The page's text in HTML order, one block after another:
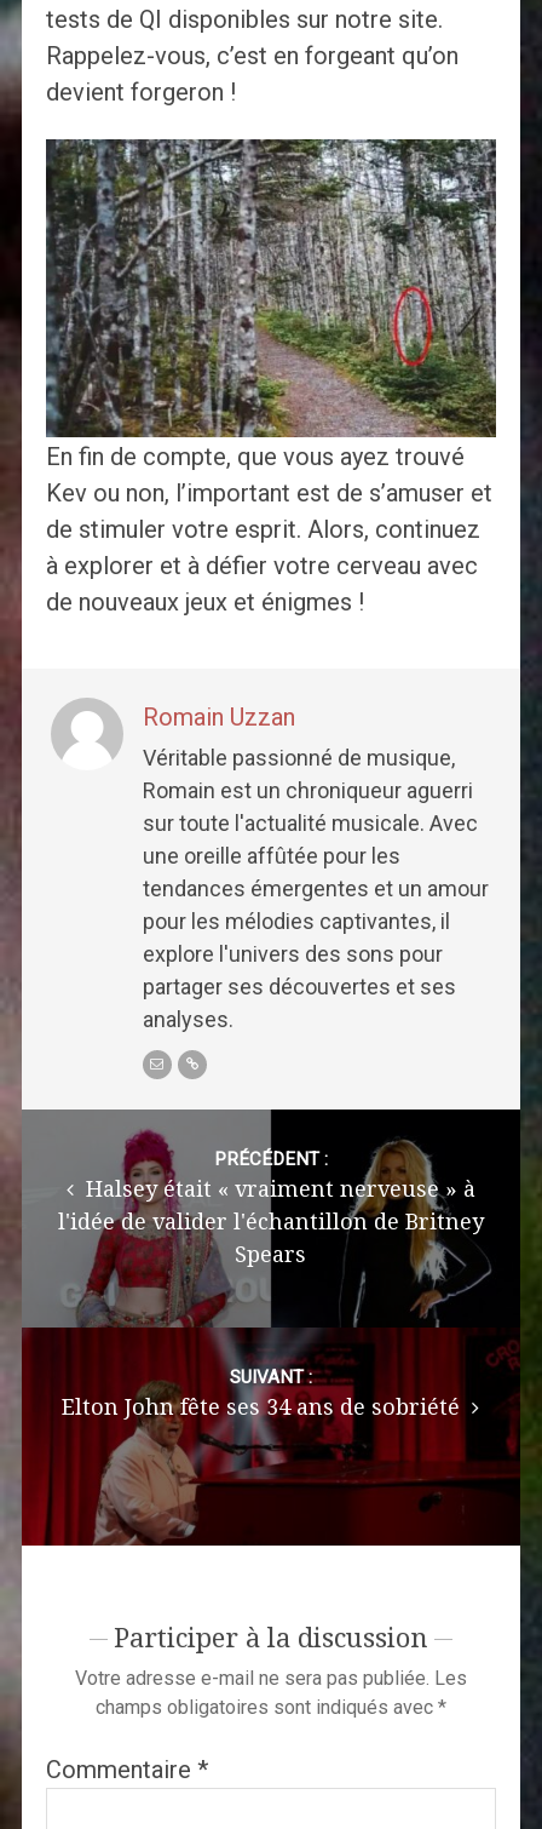
tests de QI disponibles sur notre site.
Rappelez-vous, c’est en forgeant qu’on
devient forgeron !
En fin de compte, que vous ayez trouvé
Kev ou non, l’important est de s’amuser et
de stimuler votre esprit. Alors, continuez
à explorer et à défier votre cerveau avec
de nouveaux jeux et énigmes !
Romain Uzzan
Véritable passionné de musique,
Romain est un chroniqueur aguerri
sur toute l'actualité musicale. Avec
une oreille affûtée pour les
tendances émergentes et un amour
pour les mélodies captivantes, il
explore l'univers des sons pour
partager ses découvertes et ses
analyses.
navigation
PRÉCÉDENT :
Halsey était « vraiment nerveuse » à
l'idée de valider l'échantillon de Britney
Spears
SUIVANT :
Elton John fête ses 34 ans de sobriété
Participer à la discussion
Votre adresse e-mail ne sera pas publiée. Les
champs obligatoires sont indiqués avec *
Commentaire *